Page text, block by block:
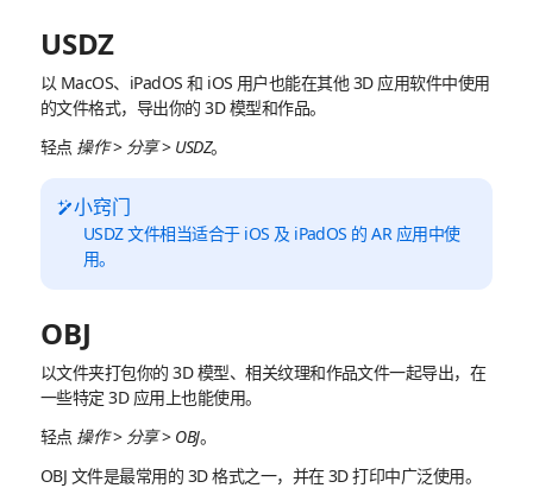
USDZ
以 MacOS、iPadOS 和 iOS 用户也能在其他 3D 应用软件中使用
的文件格式，导出你的 3D 模型和作品。
轻点 操作> 分享> USDZ。
小窍门
USDZ 文件相当适合于 iOS 及 iPadOS 的 AR 应用中使
用。
OBJ
以文件夹打包你的 3D 模型、相关纹理和作品文件一起导出，在
一些特定 3D 应用上也能使用。
轻点 操作> 分享> OBJ。
OBJ 文件是最常用的 3D 格式之一，并在 3D 打印中广泛使用。